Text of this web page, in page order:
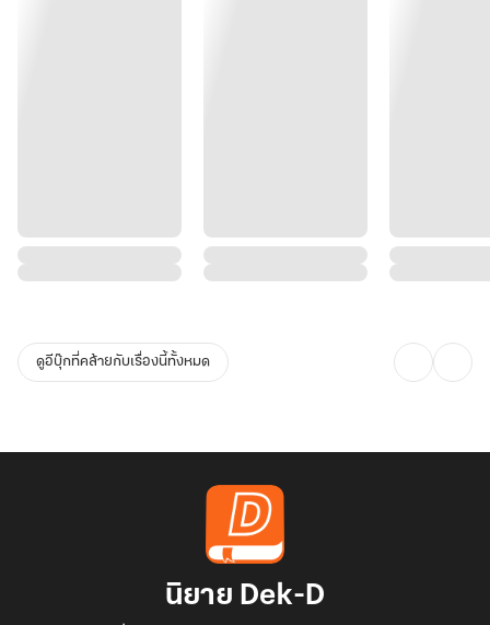
ดูอีบุ๊กที่คล้ายกับเรื่องนี้ทั้งหมด
นิยาย Dek-D